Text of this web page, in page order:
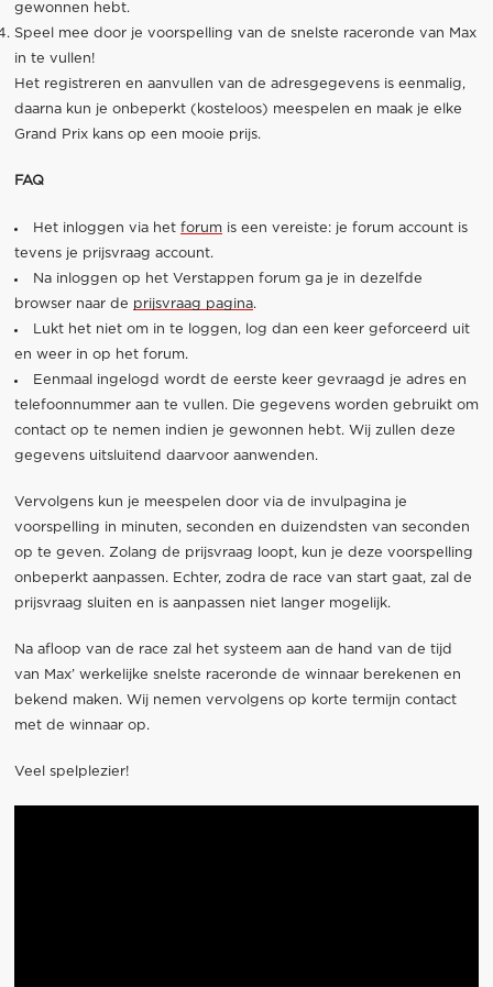
gewonnen hebt.
Speel mee door je voorspelling van de snelste raceronde van Max
in te vullen!
Het registreren en aanvullen van de adresgegevens is eenmalig,
daarna kun je onbeperkt (kosteloos) meespelen en maak je elke
Grand Prix kans op een mooie prijs.
FAQ
Het inloggen via het forumis een vereiste: je forum account is
tevens je prijsvraag account.
Na inloggen op het Verstappen forum ga je in dezelfde
browser naar de prijsvraag pagina.
Lukt het niet om in te loggen, log dan een keer geforceerd uit
en weer in op het forum.
Eenmaal ingelogd wordt de eerste keer gevraagd je adres en
telefoonnummer aan te vullen. Die gegevens worden gebruikt om
contact op te nemen indien je gewonnen hebt. Wij zullen deze
gegevens uitsluitend daarvoor aanwenden.
Vervolgens kun je meespelen door via de invulpagina je
voorspelling in minuten, seconden en duizendsten van seconden
op te geven. Zolang de prijsvraag loopt, kun je deze voorspelling
onbeperkt aanpassen. Echter, zodra de race van start gaat, zal de
prijsvraag sluiten en is aanpassen niet langer mogelijk.
Na afloop van de race zal het systeem aan de hand van de tijd
van Max’ werkelijke snelste raceronde de winnaar berekenen en
bekend maken. Wij nemen vervolgens op korte termijn contact
met de winnaar op.
Veel spelplezier!